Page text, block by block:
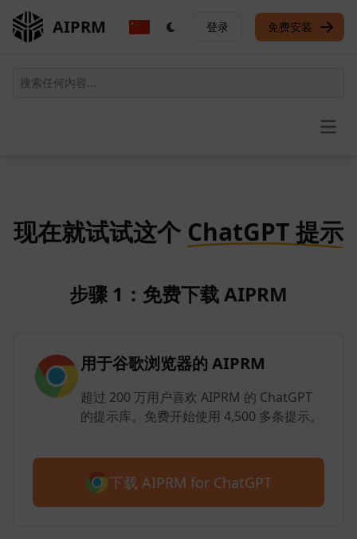
AIPRM 登录 免费安装
现在就试试这个 ChatGPT 提示
步骤 1：免费下载 AIPRM
用于谷歌浏览器的 AIPRM
超过 200 万用户喜欢 AIPRM 的 ChatGPT
的提示库。免费开始使用 4,500 多条提示。
下载 AIPRM for ChatGPT